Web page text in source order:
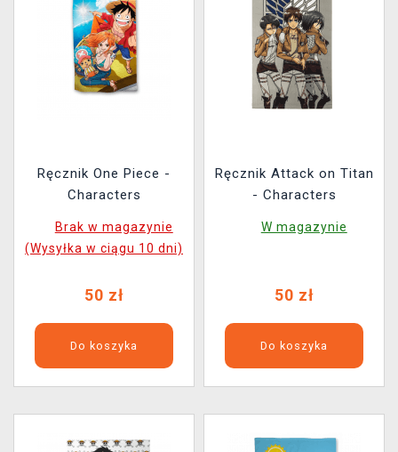
Ręcznik One Piece -
Characters
Brak w magazynie
(Wysyłka w ciągu 10 dni)
50 zł
Do koszyka
Ręcznik Attack on Titan
- Characters
W magazynie
50 zł
Do koszyka